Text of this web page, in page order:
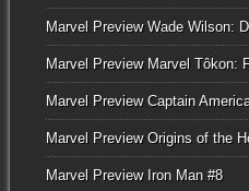
Marvel Preview Wade Wilson:
Marvel Preview Marvel Tôkon:
Marvel Preview Captain
Marvel Preview Origins of the
Marvel Preview Iron Man #8